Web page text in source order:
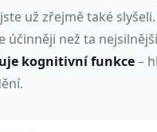
už zřejmě také slyšeli.
účinněji než ta
kognitivní funkce–